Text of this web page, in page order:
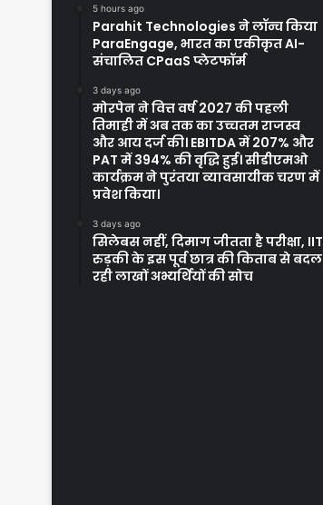
5 hours ago
Parahit Technologies ने लॉन्च किया
ParaEngage, भारत का एकीकृत AI-
संचालित CPaaS प्लेटफॉर्म
3 days ago
मोरपेन ने वित्त वर्ष 2027 की पहली
तिमाही में अब तक का उच्चतम राजस्व
और आय दर्ज की। EBITDA में 207% और
PAT में 394% की वृद्धि हुई। सीडीएमओ
कार्यक्रम ने पुरंतया व्यावसायीक चरण में
प्रवेश किया।
3 days ago
सिलेबस नहीं, दिमाग जीतता है परीक्षा, IIT
रुड़की के इस पूर्व छात्र की किताब से बदल
रही लाखों अभ्यर्थियों की सोच